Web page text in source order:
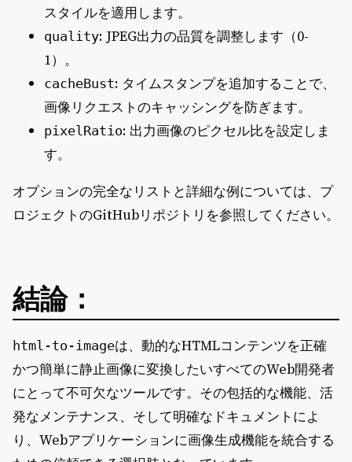
スタイルを適用します。
quality: JPEG出力の品質を調整します（0-
1）。
cacheBust: タイムスタンプを追加することで、
画像リクエストのキャッシングを防ぎます。
pixelRatio: 出力画像のピクセル比を設定しま
す。
オプションの完全なリストと詳細な例については、プ
ロジェクトのGitHubリポジトリを参照してください。
結論：
html-to-imageは、動的なHTMLコンテンツを正確
かつ簡単に静止画像に変換したいすべてのWeb開発者
にとって不可欠なツールです。その包括的な機能、活
発なメンテナンス、そして明確なドキュメントによ
り、Webアプリケーションに画像生成機能を統合する